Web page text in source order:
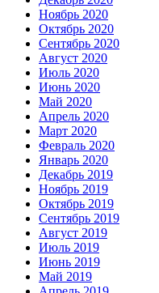
Ноябрь 2020
Октябрь 2020
Сентябрь 2020
Август 2020
Июль 2020
Июнь 2020
Май 2020
Апрель 2020
Март 2020
Февраль 2020
Январь 2020
Декабрь 2019
Ноябрь 2019
Октябрь 2019
Сентябрь 2019
Август 2019
Июль 2019
Июнь 2019
Май 2019